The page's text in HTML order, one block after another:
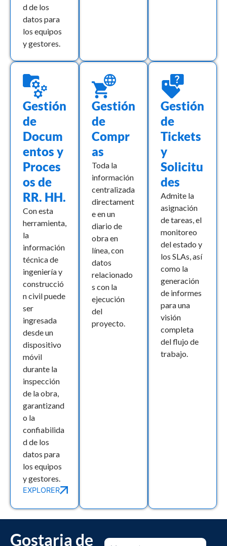
d de los
datos para
los equipos
y gestores.
Gestión
de
Docum
entos y
Proces
os de
RR. HH.
Con esta
herramienta,
la
información
técnica de
ingeniería y
construcció
n civil puede
ser
ingresada
desde un
dispositivo
móvil
durante la
inspección
de la obra,
garantizand
o la
confiabilida
d de los
datos para
los equipos
y gestores.
EXPLORER
Gestión
de
Compr
as
Toda la
información
centralizada
directament
e en un
diario de
obra en
línea, con
datos
relacionado
s con la
ejecución
del
proyecto.
Gestión
de
Tickets
y
Solicitu
des
Admite la
asignación
de tareas, el
monitoreo
del estado y
los SLAs, así
como la
generación
de informes
para una
visión
completa
del flujo de
trabajo.
Gostaria de